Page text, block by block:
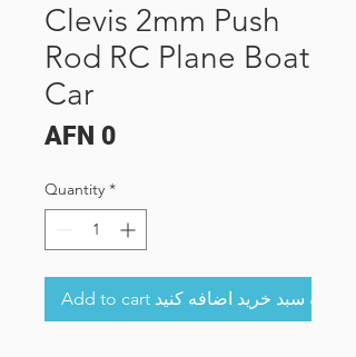
Clevis 2mm Push
Rod RC Plane Boat
Car
AFN 0Price
Quantity *
Add to cart به سبد خرید اضافه کنید